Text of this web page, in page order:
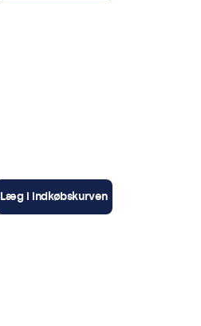
Læg i indkøbskurven